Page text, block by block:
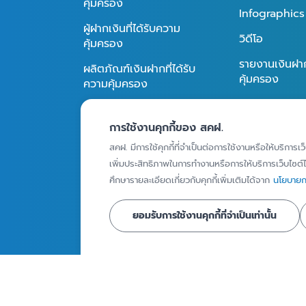
ผู้ฝากเงินที่ได้รับความ
คุ้มครอง
ผลิตภัณฑ์เงินฝากที่ได้รับ
ความคุ้มครอง
การคุ้มครองเงินฝาก
วิธีการจ่ายเงินคุ้มครอง
ถาม - ตอบ
Infographics
วิดีโอ
รายงานเงินฝ
คุ้มครอง
กิจกรรม
ข่าวประชาสัม
สื่อประชาสัมพั
การใช้งานคุกกี้ของ สคฝ.
สคฝ. มีการใช้คุกกี้ที่จำเป็นต่อการใช้งานหรือให้บริการ
เพิ่มประสิทธิภาพในการทำงานหรือการให้บริการเว็บ
ศึกษารายละเอียดเกี่ยวกับคุกกี้เพิ่มเติมได้จากนโยบาย
ยอมรับการใช้งานคุกกี้ที่จำเป็นเท่านั้น